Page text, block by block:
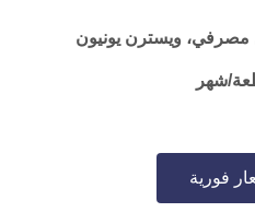
مصرفي، ويسترن يونيون
فورية